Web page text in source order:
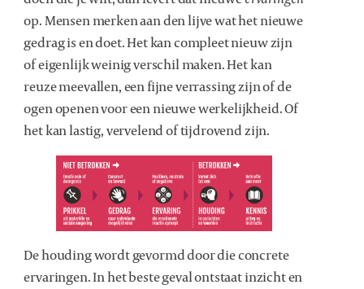
op. Mensen merken aan den lijve wat het nieuwe
gedrag is en doet. Het kan compleet nieuw zijn
of eigenlijk weinig verschil maken. Het kan
reuze meevallen, een fijne verrassing zijn of de
ogen openen voor een nieuwe werkelijkheid. Of
het kan lastig, vervelend of tijdrovend zijn.
De houding wordt gevormd door die concrete
ervaringen. In het beste geval ontstaat inzicht en